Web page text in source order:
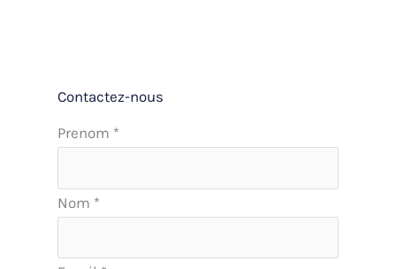
Contactez-nous
Formulaire
avec
téléphone
Prenom *
Nom *